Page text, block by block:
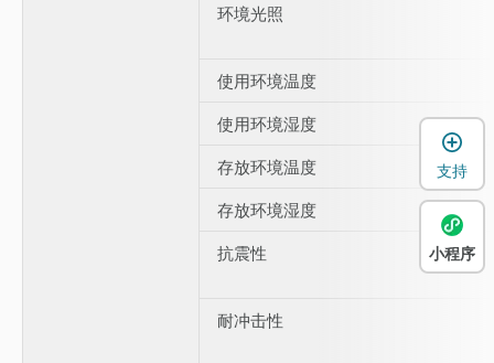
环境光照
使用环境温度
使用环境湿度
存放环境温度
存放环境湿度
抗震性
耐冲击性
支持
小程序